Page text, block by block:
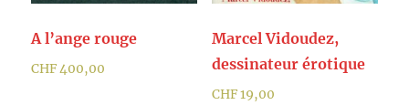
A l’ange rouge
CHF400,00
Marcel Vidoudez,
dessinateur érotique
CHF19,00